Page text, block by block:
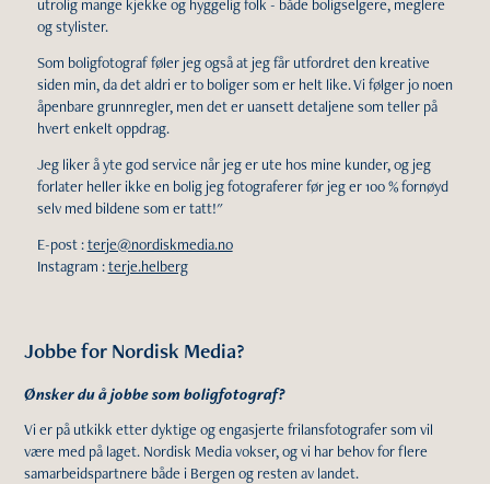
utrolig mange kjekke og hyggelig folk - både boligselgere, meglere
og stylister.
Som boligfotograf føler jeg også at jeg får utfordret den kreative
siden min, da det aldri er to boliger som er helt like. Vi følger jo noen
åpenbare grunnregler, men det er uansett detaljene som teller på
hvert enkelt oppdrag.
Jeg liker å yte god service når jeg er ute hos mine kunder, og jeg
forlater heller ikke en bolig jeg fotograferer før jeg er 100 % fornøyd
selv med bildene som er tatt!"
E-post :terje@nordiskmedia.no
Instagram :terje.helberg
Jobbe for Nordisk Media?
Ønsker du å jobbe som boligfotograf?
Vi er på utkikk etter dyktige og engasjerte frilansfotografer som vil
være med på laget. Nordisk Media vokser, og vi har behov for flere
samarbeidspartnere både i Bergen og resten av landet.